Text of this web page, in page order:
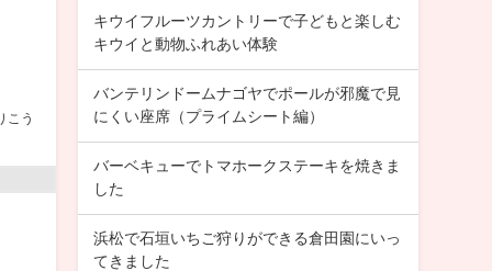
こう
キウイフルーツカントリーで子どもと楽しむ
キウイと動物ふれあい体験
バンテリンドームナゴヤでポールが邪魔で見
にくい座席（プライムシート編）
バーベキューでトマホークステーキを焼きま
した
浜松で石垣いちご狩りができる倉田園にいっ
てきました